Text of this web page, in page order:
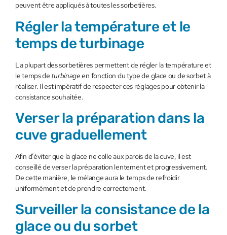
peuvent être appliqués à toutes les sorbetières.
Régler la température et le
temps de turbinage
La plupart des sorbetières permettent de régler la température et
le temps de turbinageen fonction du type de glace ou de sorbet à
réaliser. Il est impératif de respecter ces réglages pour obtenir la
consistance souhaitée.
Verser la préparation dans la
cuve graduellement
Afin d’éviter que la glace ne colle aux parois de la cuve, il est
conseillé de verser la préparation lentement et progressivement.
De cette manière, le mélange aura le temps de refroidir
uniformément et de prendre correctement.
Surveiller la consistance de la
glace ou du sorbet